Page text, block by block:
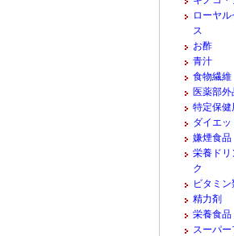
ローヤ
ス
お酢
青汁
食物繊維
医薬部外
特定保
ダイエッ
嫌煙食品
栄養ドリ
ク
ビタミン
精力剤
栄養食品
スーパー